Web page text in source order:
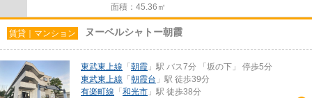
面積：45.36㎡
賃貸｜マンション ヌーベルシャトー朝霞
東武東上線 「 朝霞 」駅 バス7分 「坂の下」 停歩5分
東武東上線 「 朝霞台 」駅 徒歩39分
有楽町線 「 和光市 」駅 徒歩38分